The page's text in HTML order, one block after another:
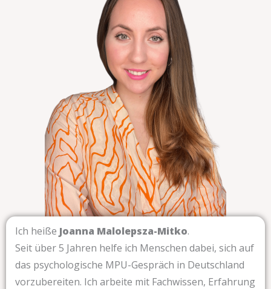
Ich heiße Joanna Malolepsza-Mitko.
Seit über 5 Jahren helfe ich Menschen dabei, sich auf
das psychologische MPU-Gespräch in Deutschland
vorzubereiten. Ich arbeite mit Fachwissen, Erfahrung